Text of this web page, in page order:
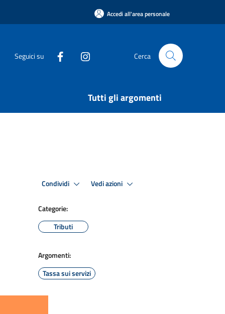
Accedi all'area personale
Seguici su Cerca
Tutti gli argomenti
Condividi Vedi azioni
Categorie:
Tributi
Argomenti:
Tassa sui servizi